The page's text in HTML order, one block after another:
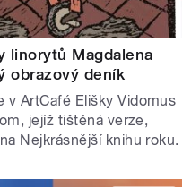
linorytů Magdalena
obrazový deník
v ArtCafé Elišky Vidomus
jejíž tištěná verze,
Nejkrásnější knihu roku.